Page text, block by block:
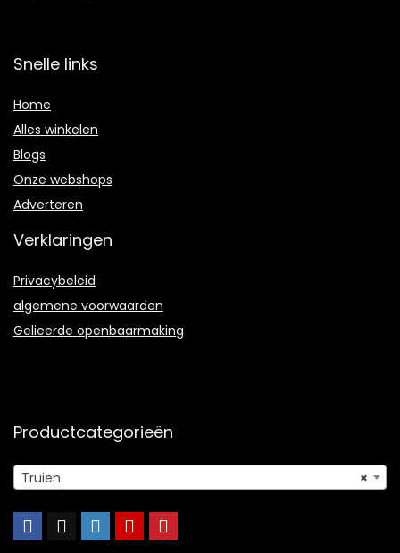
Snelle links
Home
Alles winkelen
Blogs
Onze webshops
Adverteren
Verklaringen
Privacybeleid
algemene voorwaarden
Gelieerde openbaarmaking
Productcategorieën
×
Truien